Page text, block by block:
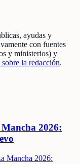
ayudas y
con fuentes
y ministerios) y
sobre la redacción.
2026:
Mancha 2026: